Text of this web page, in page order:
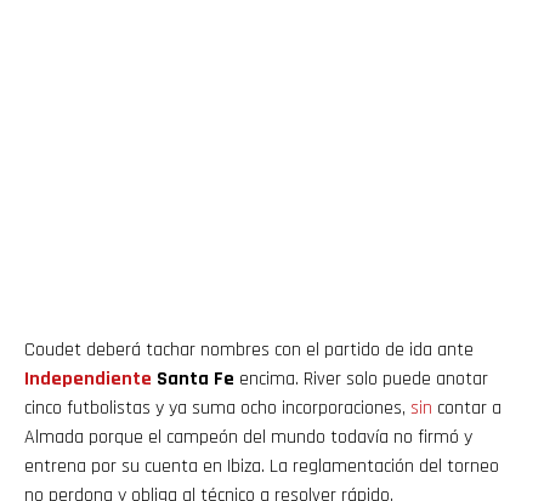
Coudet deberá tachar nombres con el partido de ida ante
Independiente Santa Fe encima. River solo puede anotar
cinco futbolistas y ya suma ocho incorporaciones, sin contar a
Almada porque el campeón del mundo todavía no firmó y
entrena por su cuenta en Ibiza. La reglamentación del torneo
no perdona y obliga al técnico a resolver rápido.